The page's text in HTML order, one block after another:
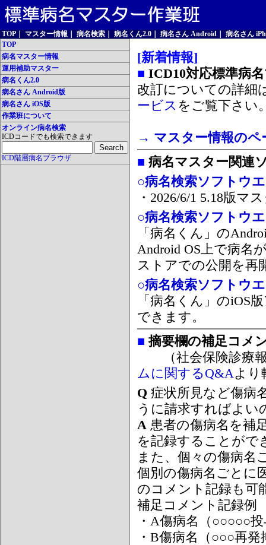
TOP マスター情報 病名検索 病名くん2.0 病名さん Android
病名さん
TOP
病名マスター情報
運用補助マスター
病名くん2.0
病名さん Android版
病名さん iOS版
作業班について
オンライン病名検索
ICDコードでも検索できます
ICD階層病名ブラウザ
[新着情報]
■ ICD10対応標準病
改訂についての詳細
ービス をご覧下さい
→ マスター情報のペ
■ 病名マスター関連
○病名検索ソフトウ
・2026/6/1 5.18版マ
○病名検索ソフトウ
「病名くん」の
Android OS上で病名
ストアでの公開を再
○病名検索ソフトウ
「病名くん」のiOS
できます。
■ 摘要欄の補足コメ
（社会保険診療報
ムに関するQ&Aより
Q 症状所見など傷病
うに請求すればよい
A 患者の傷病名を補
を記録することがで
また、個々の傷病名
個別の傷病名ごとに
のコメント記録も可
補足コメント記録例
・A傷病名（○○○○○
・B傷病名（○○○再